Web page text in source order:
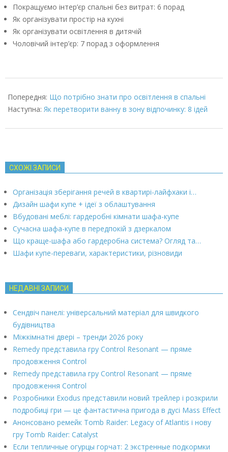
Покращуємо інтер’єр спальні без витрат: 6 порад
Як організувати простір на кухні
Як організувати освітлення в дитячій
Чоловічий інтер’єр: 7 порад з оформлення
06-
06
Попередня: Що потрібно знати про освітлення в спальні
Наступна: Як перетворити ванну в зону відпочинку: 8 ідей
СХОЖІ ЗАПИСИ
Організація зберігання речей в квартирі-лайфхаки і…
Дизайн шафи купе + ідеї з облаштування
Вбудовані меблі: гардеробні кімнати шафа-купе
Сучасна шафа-купе в передпокій з дзеркалом
Що краще-шафа або гардеробна система? Огляд та…
Шафи купе-переваги, характеристики, різновиди
НЕДАВНІ ЗАПИСИ
Сендвіч панелі: універсальний матеріал для швидкого
будівництва
Міжкімнатні двері – тренди 2026 року
Remedy представила гру Control Resonant — пряме
продовження Control
Remedy представила гру Control Resonant — пряме
продовження Control
Розробники Exodus представили новий трейлер і розкрили
подробиці гри — це фантастична пригода в дусі Mass Effect
Анонсовано ремейк Tomb Raider: Legacy of Atlantis і нову
гру Tomb Raider: Catalyst
Если тепличные огурцы горчат: 2 экстренные подкормки